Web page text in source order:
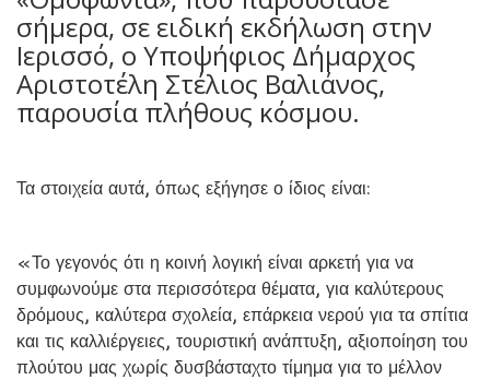
σήμερα, σε ειδική εκδήλωση στην
Ιερισσό, ο Υποψήφιος Δήμαρχος
Αριστοτέλη Στέλιος Βαλιάνος,
παρουσία πλήθους κόσμου.
Τα στοιχεία αυτά, όπως εξήγησε ο ίδιος είναι:
«Το γεγονός ότι η κοινή λογική είναι αρκετή για να
συμφωνούμε στα περισσότερα θέματα, για καλύτερους
δρόμους, καλύτερα σχολεία, επάρκεια νερού για τα σπίτια
και τις καλλιέργειες, τουριστική ανάπτυξη, αξιοποίηση του
πλούτου μας χωρίς δυσβάσταχτο τίμημα για το μέλλον